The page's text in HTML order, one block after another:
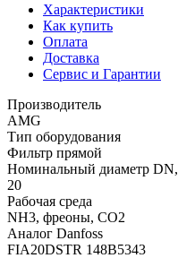
Характеристики
Как купить
Оплата
Доставка
Сервис и Гарантии
Производитель
AMG
Тип оборудования
Фильтр прямой
Номинальный диаметр
20
Рабочая среда
NH3, фреоны, СО2
Аналог Danfoss
FIA20DSTR 148B5343